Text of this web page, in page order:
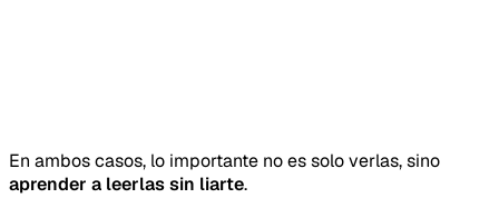
En ambos casos, lo importante no es solo verlas, sino
aprender a leerlas sin liarte.